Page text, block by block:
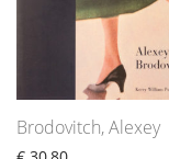
Brodovitch, Alexey